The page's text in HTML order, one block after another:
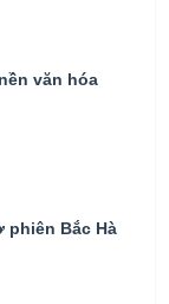
văn hóa
phiên Bắc Hà